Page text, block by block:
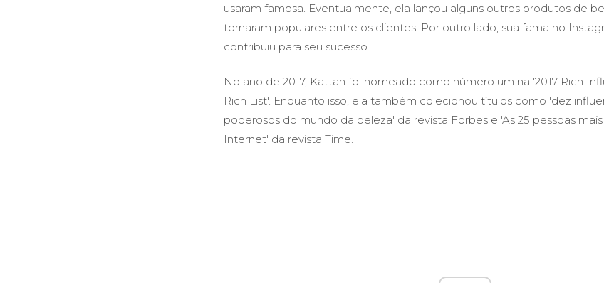
usaram famosa. Eventualmente, ela lançou alguns outros produtos de
tornaram populares entre os clientes. Por outro lado, sua fama no
contribuiu para seu sucesso.
No ano de 2017, Kattan foi nomeado como número um na '2017 Rich
Rich List'. Enquanto isso, ela também colecionou títulos como 'dez
poderosos do mundo da beleza' da revista Forbes e 'As 25 pessoas
Internet' da revista Time.